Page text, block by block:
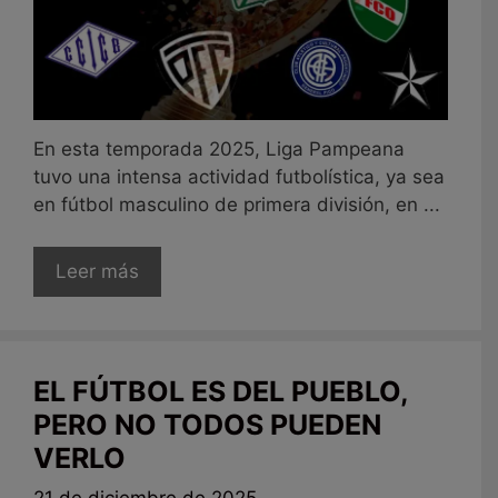
En esta temporada 2025, Liga Pampeana
tuvo una intensa actividad futbolística, ya sea
en fútbol masculino de primera división, en ...
Leer más
EL FÚTBOL ES DEL PUEBLO,
PERO NO TODOS PUEDEN
VERLO